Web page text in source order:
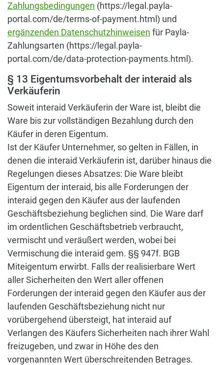
Zahlungsbedingungen (https://legal.payla-
portal.com/de/terms-of-payment.html) und
ergänzenden Datenschutzhinweisen für Payla-
Zahlungsarten (https://legal.payla-
portal.com/de/data-protection-payments.html).
§ 13 Eigentumsvorbehalt der interaid als
Verkäuferin
Soweit interaid Verkäuferin der Ware ist, bleibt die
Ware bis zur vollständigen Bezahlung durch den
Käufer in deren Eigentum.
Ist der Käufer Unternehmer, so gelten in Fällen, in
denen die interaid Verkäuferin ist, darüber hinaus die
Regelungen dieses Absatzes: Die Ware bleibt
Eigentum der interaid, bis alle Forderungen der
interaid gegen den Käufer aus der laufenden
Geschäftsbeziehung beglichen sind. Die Ware darf
im ordentlichen Geschäftsbetrieb verbraucht,
vermischt und veräußert werden, wobei bei
Vermischung die interaid gem. §§ 947f. BGB
Miteigentum erwirbt. Falls der realisierbare Wert
aller Sicherheiten den Wert aller offenen
Forderungen der interaid gegen den Käufer aus der
laufenden Geschäftsbeziehung nicht nur
vorübergehend übersteigt, hat interaid auf
Verlangen des Käufers Sicherheiten nach ihrer Wahl
freizugeben, und zwar in Höhe des den
vorgenannten Wert überschreitenden Betrages.